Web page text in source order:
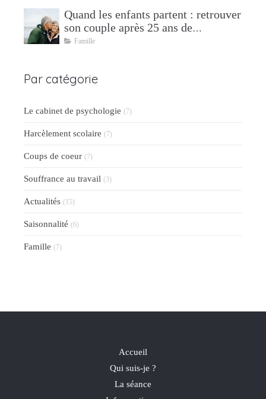
Quand les enfants partent : retrouver
son couple après 25 ans de
parentalité
Famille
Par catégorie
Le cabinet de psychologie (7)
Harcèlement scolaire (7)
Coups de coeur (7)
Souffrance au travail (3)
Actualités (15)
Saisonnalité (6)
Famille (7)
Accueil
Qui suis-je ?
La séance